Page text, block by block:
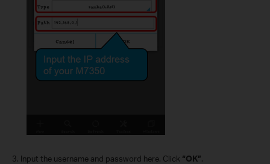
3. Input the username and password here. Click “OK”.